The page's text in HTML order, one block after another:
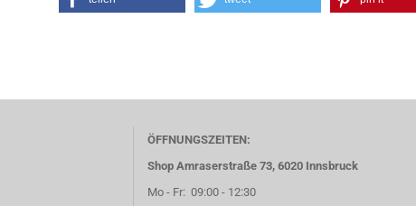
ÖFFNUNGSZEITEN:
Shop Amraserstraße 73, 6020 Innsbruck
Mo - Fr: 09:00 - 12:30